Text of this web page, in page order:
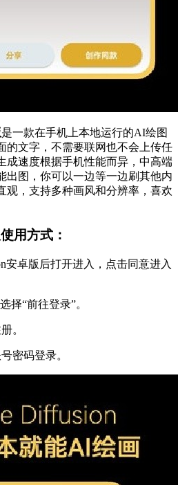
是一款在手机上本地运行的AI绘图
的文字，不需要联网也不会上传任
成速度根据手机性能而异，中高端
出图，你可以一边等一边刷其他内
观，支持多种画风和分辨率，喜欢
用方式：
卓版后打开进入，点击同意进入
“前往登录”。
。
密码登录。